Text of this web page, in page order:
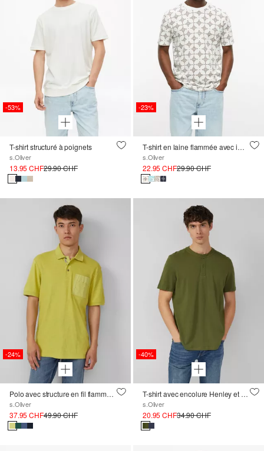
-53%
T-shirt structuré à poignets
s.Oliver
13.95 CHF29.90 CHF
-23%
T-shirt en laine flammée avec imprimé all-over
s.Oliver
22.95 CHF29.90 CHF
-24%
Polo avec structure en fil flamme et poche poitrine
s.Oliver
37.95 CHF49.90 CHF
-40%
T-shirt avec encolure Henley et structure à chevrons
s.Oliver
20.95 CHF34.90 CHF